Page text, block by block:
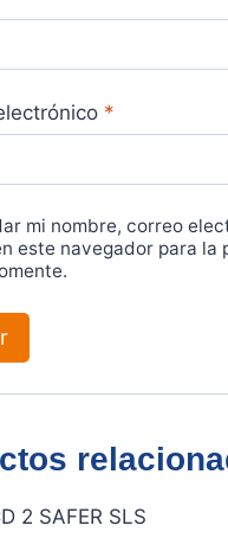
*
mi nombre, correo
este navegador para la